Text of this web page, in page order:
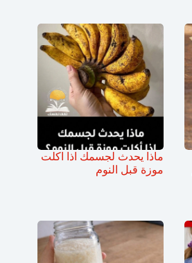
ماذا يحدث لجسمك اذا اكلت
موزة قبل النوم